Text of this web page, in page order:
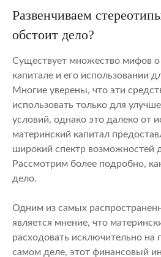
Развенчиваем
обстоит дело?
Существует множество мифов
капитале и его использовании
Многие уверены, что эти
использовать только для
условий, однако это далеко от
материнский капитал
широкий спектр возможностей
Рассмотрим более подробно,
дело.
Одним из самых
является мнение, что
расходовать исключительно на
самом деле, этот финансовый